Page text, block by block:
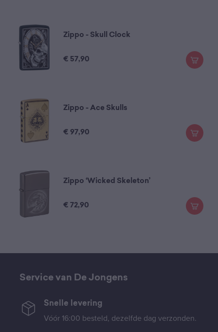
Zippo - Skull Clock
€ 57,90
Zippo - Ace Skulls
€ 97,90
Zippo ‘Wicked Skeleton’
€ 72,90
Service van De Jongens
Snelle levering
Vóór 16:00 besteld, dezelfde dag verzonden.